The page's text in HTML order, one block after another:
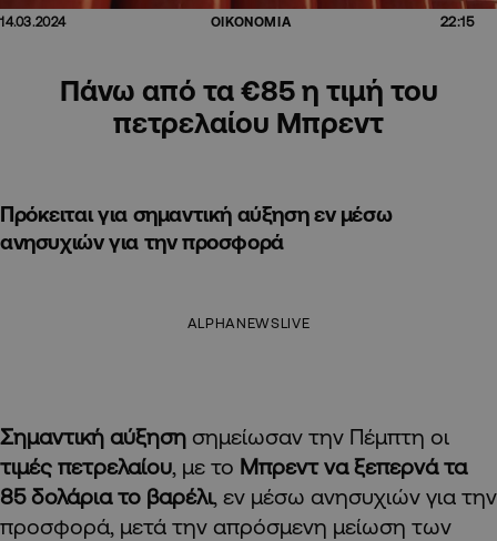
14.03.2024 ΟΙΚΟΝΟΜΙΑ 22:15
Πάνω από τα €85 η τιμή του
πετρελαίου Μπρεντ
Πρόκειται για σημαντική αύξηση εν μέσω
ανησυχιών για την προσφορά
ALPHANEWSLIVE
Σημαντική αύξηση σημείωσαν την Πέμπτη οι
τιμές πετρελαίου, με το Μπρεντ να ξεπερνά τα
85 δολάρια το βαρέλι, εν μέσω ανησυχιών για την
προσφορά, μετά την απρόσμενη μείωση των